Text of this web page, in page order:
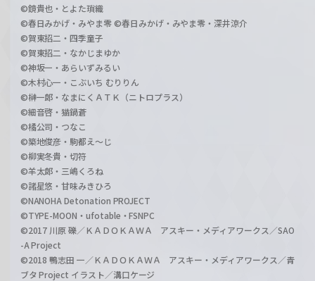
©鏡貴也・とよた瑣織
©春日みかげ・みやま零 ©春日みかげ・みやま零・深井涼介
©賀東招二・四季童子
©賀東招二・なかじまゆか
©神坂一・あらいずみるい
©木村心一・こぶいち むりりん
©榊一郎・なまにくＡＴＫ（ニトロプラス）
©細音啓・猫鍋蒼
©橘公司・つなこ
©築地俊彦・駒都え～じ
©柳実冬貴・切符
©羊太郎・三嶋くろね
©諸星悠・甘味みきひろ
©NANOHA Detonation PROJECT
©TYPE-MOON・ufotable・FSNPC
©2017 川原 礫／ＫＡＤＯＫＡＷＡ アスキー・メディアワークス／SAO
-A Project
©2018 鴨志田 一／ＫＡＤＯＫＡＷＡ アスキー・メディアワークス／青
ブタ Project イラスト／溝口ケージ